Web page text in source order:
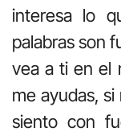
interesa lo
palabras son
vea a ti en el
me ayudas,
siento con